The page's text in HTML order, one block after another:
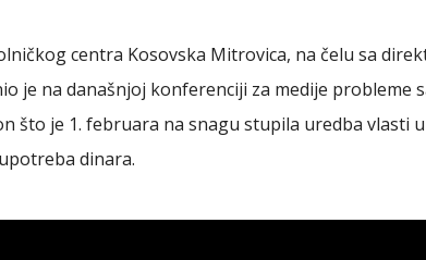
centra Kosovska Mitrovica, na čelu sa
je na današnjoj konferenciji za medije probleme
što je 1. februara na snagu stupila uredba vlasti
dinara.